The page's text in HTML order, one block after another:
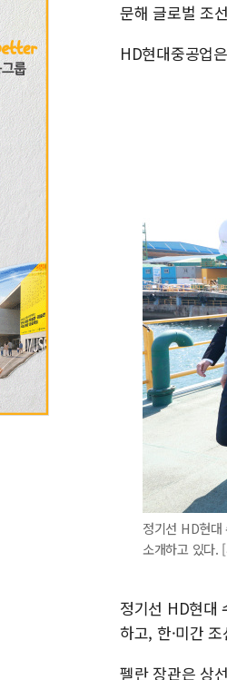
문해 글로벌 조
HD현대중공업
정기선 HD현대
소개하고 있다.
정기선 HD현대
하고, 한·미간
펠란 장관은 상